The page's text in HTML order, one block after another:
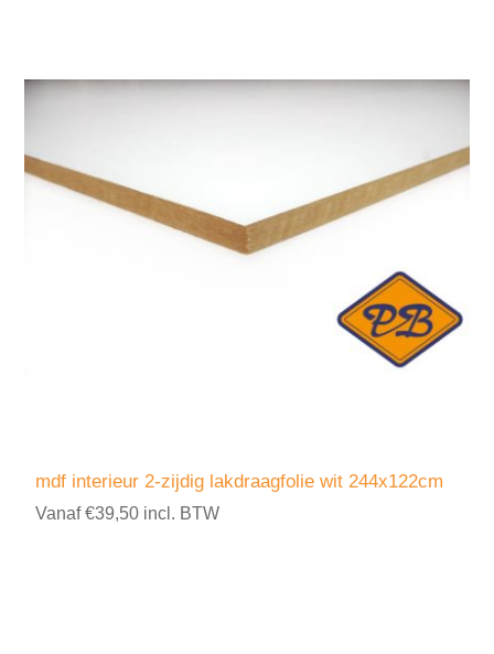
mdf interieur 2-zijdig lakdraagfolie wit 244x122cm
Vanaf €39,50 incl. BTW